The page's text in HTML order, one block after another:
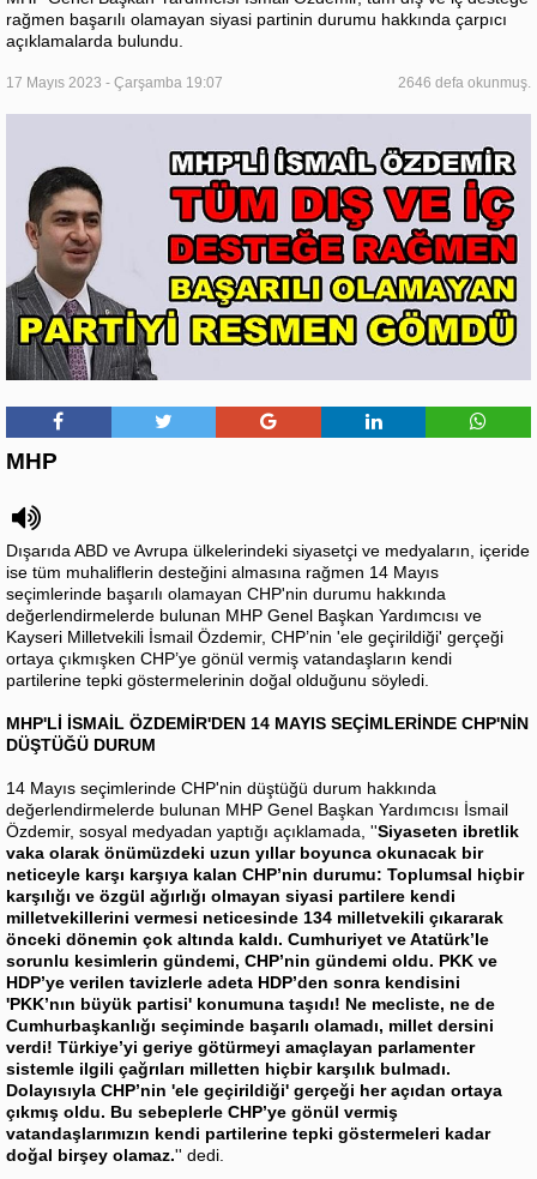
rağmen başarılı olamayan siyasi partinin durumu hakkında çarpıcı
açıklamalarda bulundu.
17 Mayıs 2023 - Çarşamba 19:07 2646 defa okunmuş.
MHP
Dışarıda ABD ve Avrupa ülkelerindeki siyasetçi ve medyaların, içeride
ise tüm muhaliflerin desteğini almasına rağmen 14 Mayıs
seçimlerinde başarılı olamayan CHP'nin durumu hakkında
değerlendirmelerde bulunan MHP Genel Başkan Yardımcısı ve
Kayseri Milletvekili İsmail Özdemir, CHP’nin 'ele geçirildiği' gerçeği
ortaya çıkmışken CHP’ye gönül vermiş vatandaşların kendi
partilerine tepki göstermelerinin doğal olduğunu söyledi.
MHP'Lİ İSMAİL ÖZDEMİR'DEN 14 MAYIS SEÇİMLERİNDE CHP'NİN
DÜŞTÜĞÜ DURUM
14 Mayıs seçimlerinde CHP'nin düştüğü durum hakkında
değerlendirmelerde bulunan MHP Genel Başkan Yardımcısı İsmail
Özdemir, sosyal medyadan yaptığı açıklamada, ''Siyaseten ibretlik
vaka olarak önümüzdeki uzun yıllar boyunca okunacak bir
neticeyle karşı karşıya kalan CHP’nin durumu: Toplumsal hiçbir
karşılığı ve özgül ağırlığı olmayan siyasi partilere kendi
milletvekillerini vermesi neticesinde 134 milletvekili çıkararak
önceki dönemin çok altında kaldı. Cumhuriyet ve Atatürk’le
sorunlu kesimlerin gündemi, CHP’nin gündemi oldu. PKK ve
HDP’ye verilen tavizlerle adeta HDP’den sonra kendisini
'PKK’nın büyük partisi' konumuna taşıdı! Ne mecliste, ne de
Cumhurbaşkanlığı seçiminde başarılı olamadı, millet dersini
verdi! Türkiye’yi geriye götürmeyi amaçlayan parlamenter
sistemle ilgili çağrıları milletten hiçbir karşılık bulmadı.
Dolayısıyla CHP’nin 'ele geçirildiği' gerçeği her açıdan ortaya
çıkmış oldu. Bu sebeplerle CHP’ye gönül vermiş
vatandaşlarımızın kendi partilerine tepki göstermeleri kadar
doğal birşey olamaz.'' dedi.